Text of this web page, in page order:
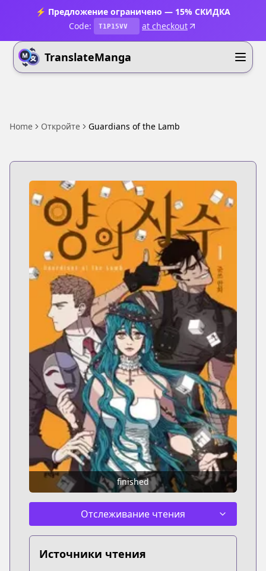
⚡ Предложение ограничено — 15% СКИДКА
Code:
T1P15VV at checkout
TranslateManga
Home Откройте Guardians of the Lamb
finished
Отслеживание чтения
Источники чтения